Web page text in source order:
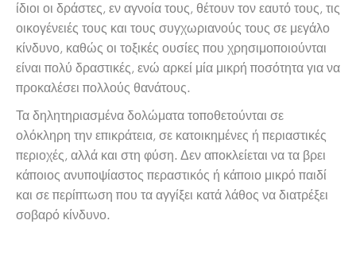
ίδιοι οι δράστες, εν αγνοία τους, θέτουν τον εαυτό τους, τις
οικογένειές τους και τους συγχωριανούς τους σε μεγάλο
κίνδυνο, καθώς οι τοξικές ουσίες που χρησιμοποιούνται
είναι πολύ δραστικές, ενώ αρκεί μία μικρή ποσότητα για να
προκαλέσει πολλούς θανάτους.
Τα δηλητηριασμένα δολώματα τοποθετούνται σε
ολόκληρη την επικράτεια, σε κατοικημένες ή περιαστικές
περιοχές, αλλά και στη φύση. Δεν αποκλείεται να τα βρει
κάποιος ανυποψίαστος περαστικός ή κάποιο μικρό παιδί
και σε περίπτωση που τα αγγίξει κατά λάθος να διατρέξει
σοβαρό κίνδυνο.